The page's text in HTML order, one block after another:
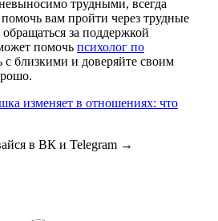
трудными, всегда
вам пройти через трудные
за поддержкой
помочь психолог по
с близкими и доверяйте своим
изменяет в отношениях: что
в ВК и Telegram →